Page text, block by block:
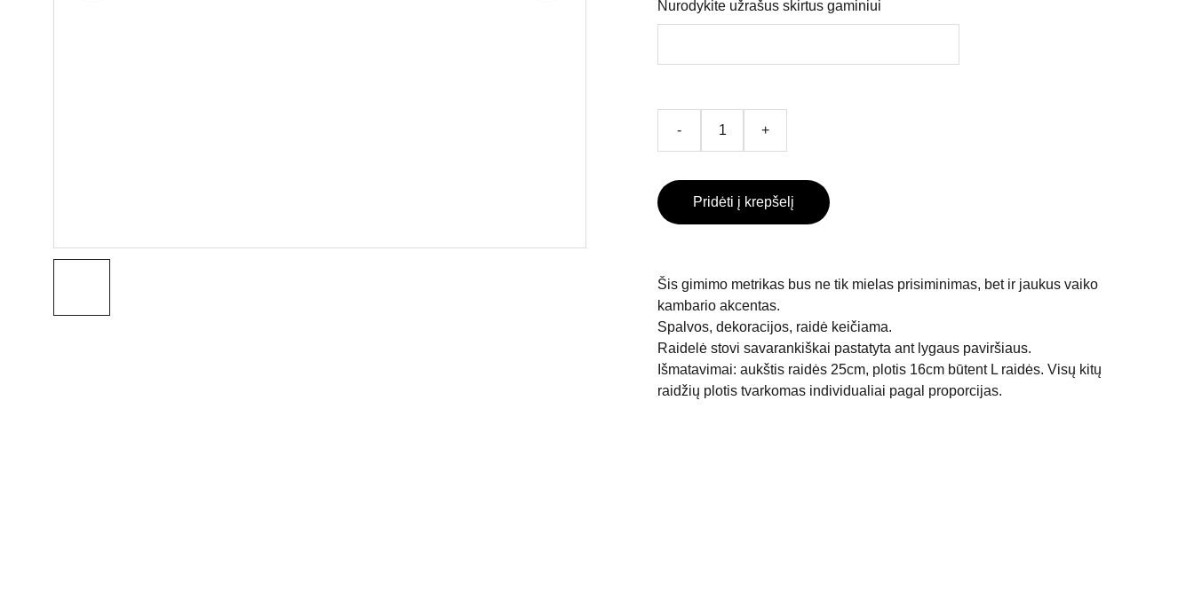
Nurodykite užrašus skirtus gaminiui
- +
Pridėti į krepšelį
Šis gimimo metrikas bus ne tik mielas prisiminimas, bet ir jaukus vaiko
kambario akcentas.
Spalvos, dekoracijos, raidė keičiama.
Raidelė stovi savarankiškai pastatyta ant lygaus paviršiaus.
Išmatavimai: aukštis raidės 25cm, plotis 16cm būtent L raidės. Visų kitų
raidžių plotis tvarkomas individualiai pagal proporcijas.